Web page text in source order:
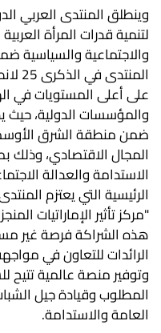
وينطلق المنتدى العربي
لتنمية قدرات المرأة
والاجتماعية والسياسية
على أعلى المستويات في
والمؤسسات الدولية، حيث
ضمن منطقة الشرق الأوسط
المجال الاقتصادي، وذلك
الاستدامة والعدالة
الرئيسية التي يعتزم
"مركز تأثير الإماراتيات
هذه الشراكة فرصة غير
الرائدات للتعاون في
وتوفير منصة عالمية تتيح
المطلوب وقيادة جيل
العامة والاستدامة.